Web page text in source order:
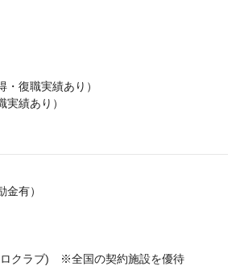
復職実績あり）
績あり）
金有）
ロクラブ)　※全国の契約施設を優待